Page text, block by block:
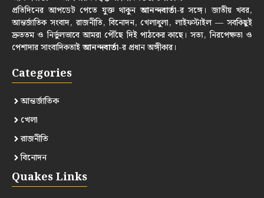
প্রতিদিনের আপডেট পেতে যুক্ত থাকুনআনন্দবার্তা-র সঙ্গে। জাতীয় খবর,
আন্তর্জাতিক সংবাদ, রাজনীতি, বিনোদন, খেলাধুলা, লাইফস্টাইল — সবকিছুই
দ্রুততম ও নির্ভুলভাবে আমরা পৌঁছে দিই পাঠকের কাছে। সত্য, নিরপেক্ষতা ও
পেশাদার সাংবাদিকতাইআনন্দবার্তা-র প্রধান অঙ্গীকার।
Categories
আন্তর্জাতিক
খেলা
রাজনীতি
বিনোদন
Quakes Links